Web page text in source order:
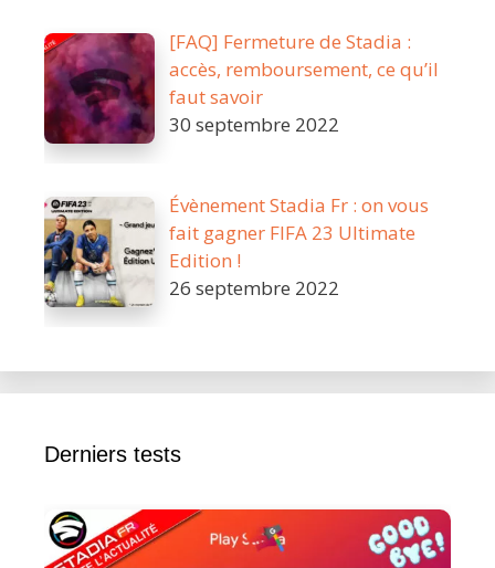
[FAQ] Fermeture de Stadia :
accès, remboursement, ce qu’il
faut savoir
30 septembre 2022
Évènement Stadia Fr : on vous
fait gagner FIFA 23 Ultimate
Edition !
26 septembre 2022
Derniers tests